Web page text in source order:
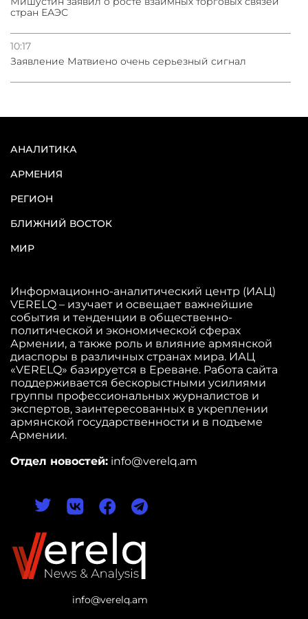
стран ЕАЭС
10:17
Заявление Матвиено очень серьезный сигнал
info@verelq.am
АНАЛИТИКА
АРМЕНИЯ
РЕГИОН
БЛИЖНИЙ ВОСТОК
МИР
Информационно-аналитический центр (ИАЦ)
VERELQ – изучает и освещает важнейшие
события и тенденции в общественно-
политической и экономической сферах
Армении, а также роль и влияние армянской
диаспоры в различных странах мира. ИАЦ
«VERELQ» базируется в Ереване. Работа сайта
поддерживается бескорыстными усилиями
группы профессиональных журналистов и
экспертов, заинтересованных в укреплении
армянской государственности и в подъеме
Армении.
Отдел новостей: info@verelq.am